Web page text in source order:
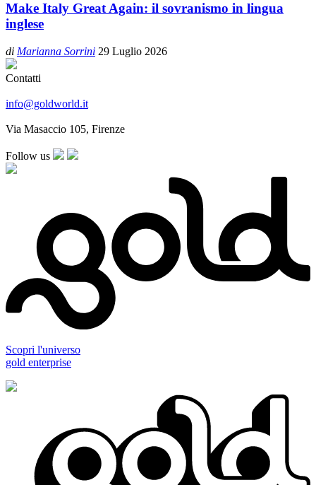
Make Italy Great Again: il sovranismo in lingua
inglese
di Marianna Sorrini 29 Luglio 2026
Contatti
info@goldworld.it
Via Masaccio 105, Firenze
Follow us
Scopri l'universo
gold enterprise